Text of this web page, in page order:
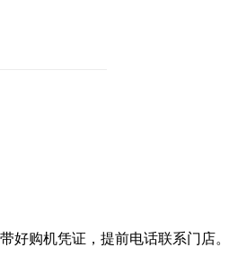
好购机凭证，提前电话联系门店